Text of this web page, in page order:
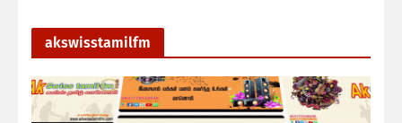
akswisstamilfm